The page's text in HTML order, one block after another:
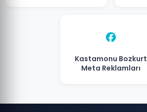
Kastamonu Bozkurt
Meta Reklamları